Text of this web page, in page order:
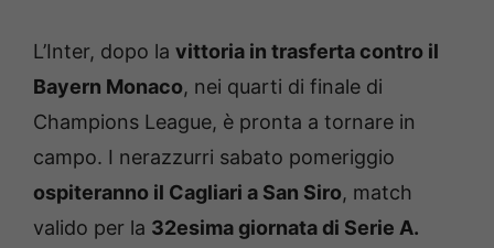
L’Inter, dopo la vittoria in trasferta contro il
Bayern Monaco, nei quarti di finale di
Champions League, è pronta a tornare in
campo. I nerazzurri sabato pomeriggio
ospiteranno il Cagliari a San Siro, match
valido per la 32esima giornata di Serie A.